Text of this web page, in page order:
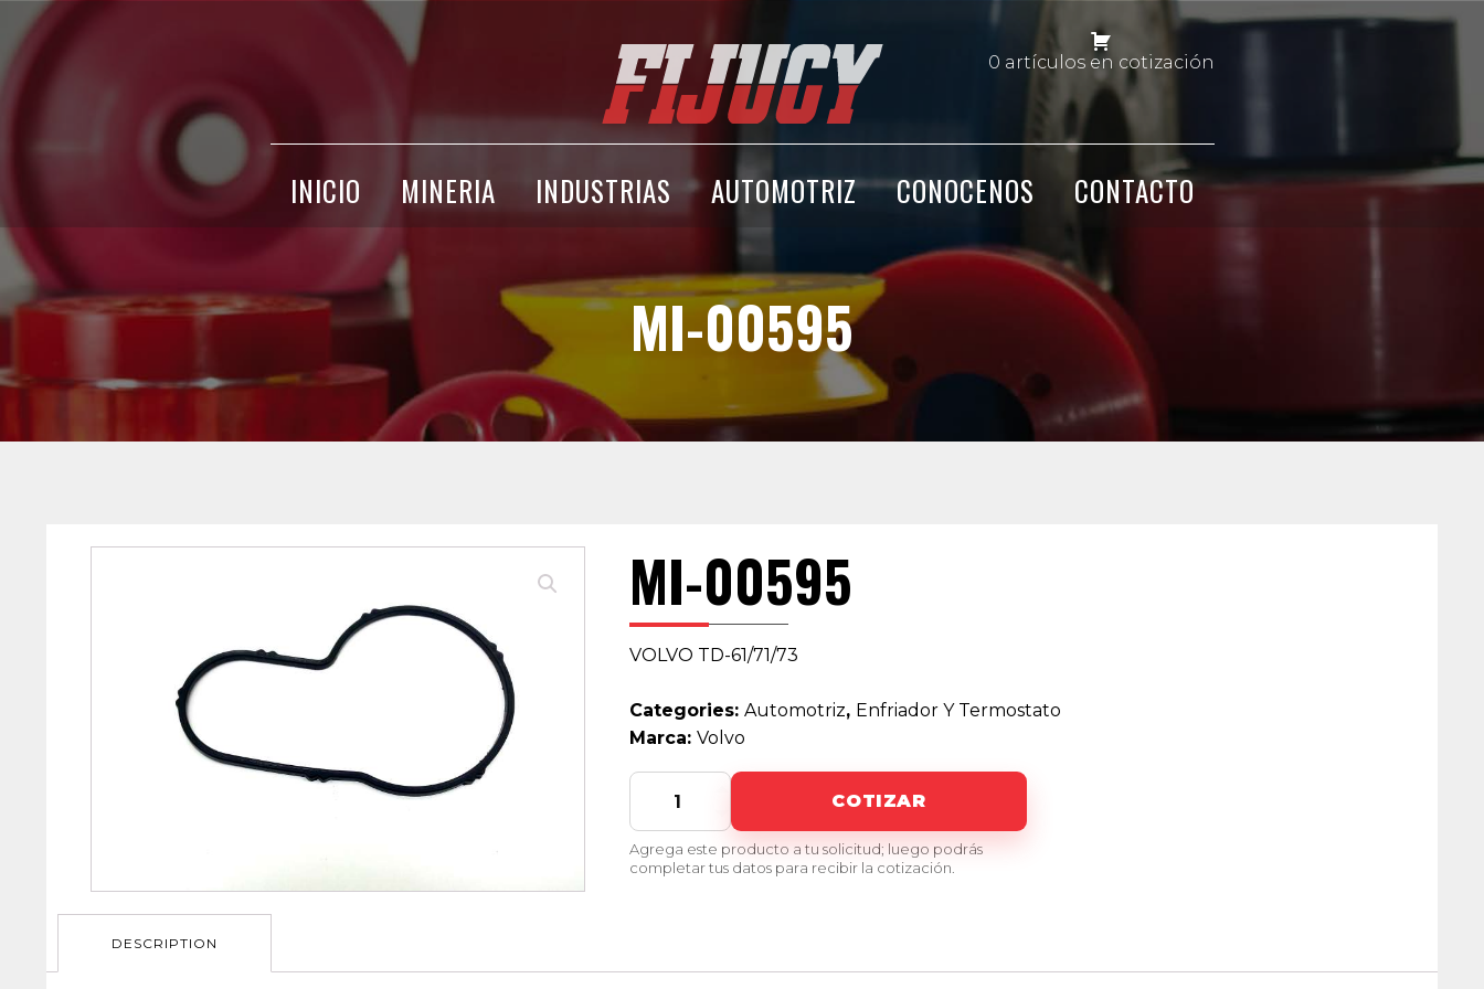
0 artículos en cotización
INICIO MINERIA INDUSTRIAS AUTOMOTRIZ CONOCENOS CONTACTO
MI-00595
MI-00595
VOLVO TD-61/71/73
Categories: Automotriz, Enfriador Y Termostato
Marca: Volvo
quantity
COTIZAR
Agrega este producto a tu solicitud; luego podrás
completar tus datos para recibir la cotización.
DESCRIPTION